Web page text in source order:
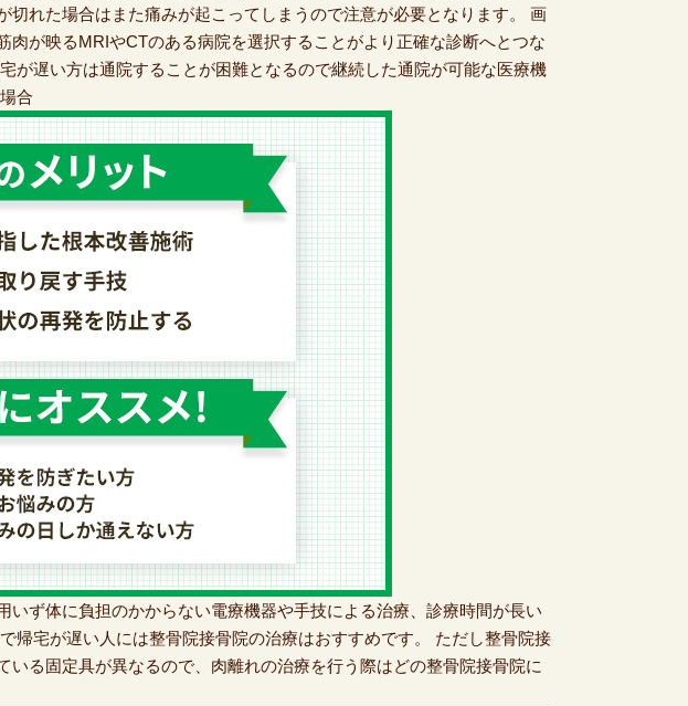
切れた場合はまた痛みが起こってしまうので注意が必要となります。 画
肉が映るMRIやCTのある病院を選択することがより正確な診断へとつな
が遅い方は通院することが困難となるので継続した通院が可能な医療機
合
ず体に負担のかからない電療機器や手技による治療、診療時間が長い
帰宅が遅い人には整骨院接骨院の治療は​おすすめ​です。 ただし整骨院接
る固定具が異なるので、肉離れの治療を行う際はどの整骨院接骨院に